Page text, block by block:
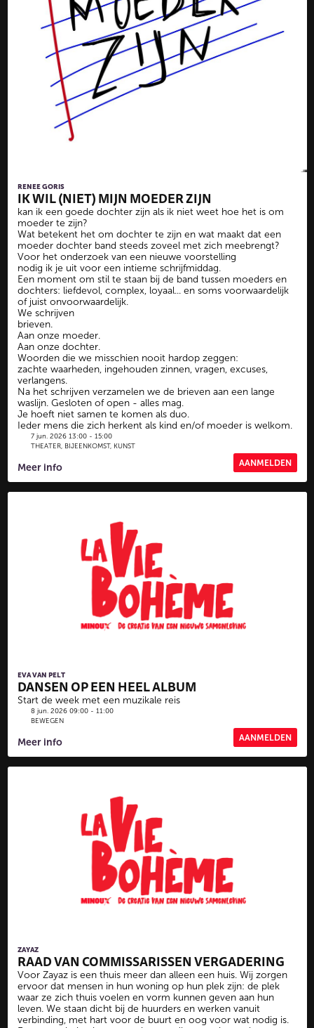
RENEE GORIS
IK WIL (NIET) MIJN MOEDER ZIJN
kan ik een goede dochter zijn als ik niet weet hoe het is om
moeder te zijn?
Wat betekent het om dochter te zijn en wat maakt dat een
moeder dochter band steeds zoveel met zich meebrengt?
Voor het onderzoek van een nieuwe voorstelling
nodig ik je uit voor een intieme schrijfmiddag.
Een moment om stil te staan bij de band tussen moeders en
dochters: liefdevol, complex, loyaal... en soms voorwaardelijk
of juist onvoorwaardelijk.
We schrijven
brieven.
Aan onze moeder.
Aan onze dochter.
Woorden die we misschien nooit hardop zeggen:
zachte waarheden, ingehouden zinnen, vragen, excuses,
verlangens.
Na het schrijven verzamelen we de brieven aan een lange
waslijn. Gesloten of open - alles mag.
Je hoeft niet samen te komen als duo.
Ieder mens die zich herkent als kind en/of moeder is welkom.
7 jun. 2026 13:00 - 15:00
THEATER, BIJEENKOMST, KUNST
Meer info AANMELDEN
EVA VAN PELT
DANSEN OP EEN HEEL ALBUM
Start de week met een muzikale reis
8 jun. 2026 09:00 - 11:00
BEWEGEN
Meer info AANMELDEN
ZAYAZ
RAAD VAN COMMISSARISSEN VERGADERING
Voor Zayaz is een thuis meer dan alleen een huis. Wij zorgen
ervoor dat mensen in hun woning op hun plek zijn: de plek
waar ze zich thuis voelen en vorm kunnen geven aan hun
leven. We staan dicht bij de huurders en werken vanuit
verbinding, met hart voor de buurt en oog voor wat nodig is.